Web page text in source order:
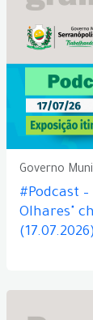
Governo
#Podcast
Olhares"
(17.07.2026)